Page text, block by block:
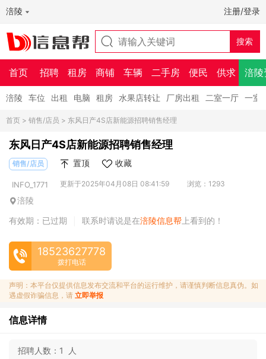
涪陵 注册/登录
首页 招聘 租房 商铺 车辆 二手房 便民 供求 涪陵
涪陵 车位 出租 电脑 租房 水果店转让 厂房出租 二室一厅 一室
首页 > 销售/店员 > 东风日产4S店新能源招聘销售经理
东风日产4S店新能源招聘销售经理
销售/店员 置顶 收藏
INFO_1771 更新于2025年04月08日 08:41:59 浏览：1293
涪陵
有效期：已过期
联系时请说是在涪陵信息帮 上看到的！
18523627778
拨打电话
声明：本平台仅提供信息发布交流和平台的运行维护，请谨慎判断信息真伪。如
遇虚假诈骗信息，请 立即举报
信息详情
招聘人数： 1 人